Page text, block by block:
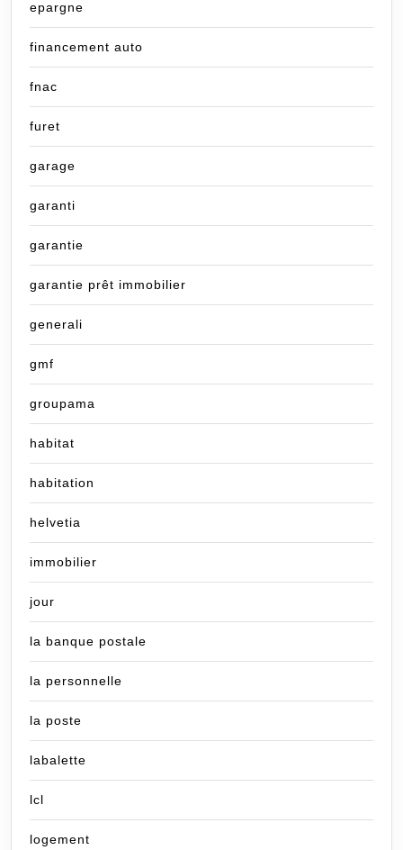
epargne
financement auto
fnac
furet
garage
garanti
garantie
garantie prêt immobilier
generali
gmf
groupama
habitat
habitation
helvetia
immobilier
jour
la banque postale
la personnelle
la poste
labalette
lcl
logement